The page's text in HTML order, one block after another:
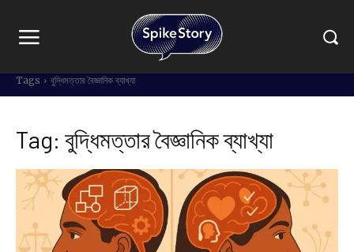
Tags বুদ্ধিমত্তার বৈজ্ঞানিক ব্যাখ্যা
Tag: বুদ্ধিমত্তার বৈজ্ঞানিক ব্যাখ্যা